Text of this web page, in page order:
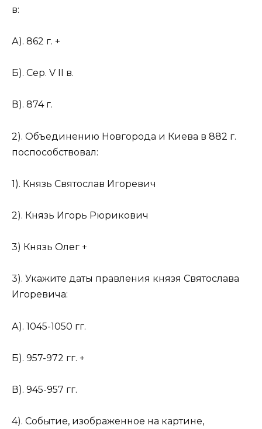
в:
А). 862 г. +
Б). Сер. V II в.
В). 874 г.
2). Объединению Новгорода и Киева в 882 г.
поспособствовал:
1). Князь Святослав Игоревич
2). Князь Игорь Рюрикович
3) Князь Олег +
3). Укажите даты правления князя Святослава
Игоревича:
А). 1045-1050 гг.
Б). 957-972 гг. +
В). 945-957 гг.
4). Событие, изображенное на картине,